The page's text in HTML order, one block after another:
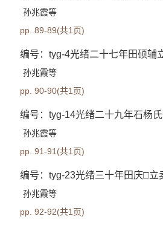
孙兆霞等
pp. 89-89(共1页)
编号：tyg-4光绪二十七年田硕辅
孙兆霞等
pp. 90-90(共1页)
编号：tyg-14光绪二十九年石杨
孙兆霞等
pp. 91-91(共1页)
编号：tyg-23光绪三十年田庆□立
孙兆霞等
pp. 92-92(共1页)